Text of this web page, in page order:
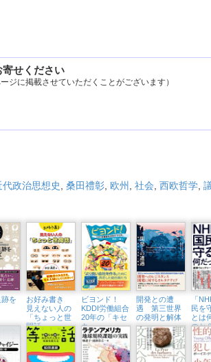
せください
ジに掲載させていただくことがございます）
代政治思想史 桑田禮彰 欧州 社会 西欧哲学
を
お好み書き
見えない人の
「ちょっと世
間話」
ビヨンド！
KDDI労働組合
20年の「キセ
キ」
開発との遭
遇 第三世界
の発明と解体
「
民を
とは
のか